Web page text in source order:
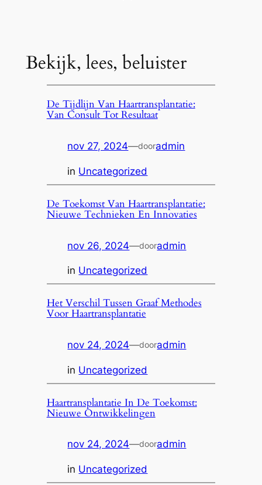
Bekijk, lees, beluister
De Tijdlijn Van Haartransplantatie:
Van Consult Tot Resultaat
nov 27, 2024—dooradmin
in Uncategorized
De Toekomst Van Haartransplantatie:
Nieuwe Technieken En Innovaties
nov 26, 2024—dooradmin
in Uncategorized
Het Verschil Tussen Graaf Methodes
Voor Haartransplantatie
nov 24, 2024—dooradmin
in Uncategorized
Haartransplantatie In De Toekomst:
Nieuwe Ontwikkelingen
nov 24, 2024—dooradmin
in Uncategorized